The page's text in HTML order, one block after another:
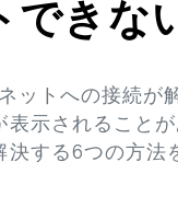
できな
ットへの接続が
示されること
する6つの方法